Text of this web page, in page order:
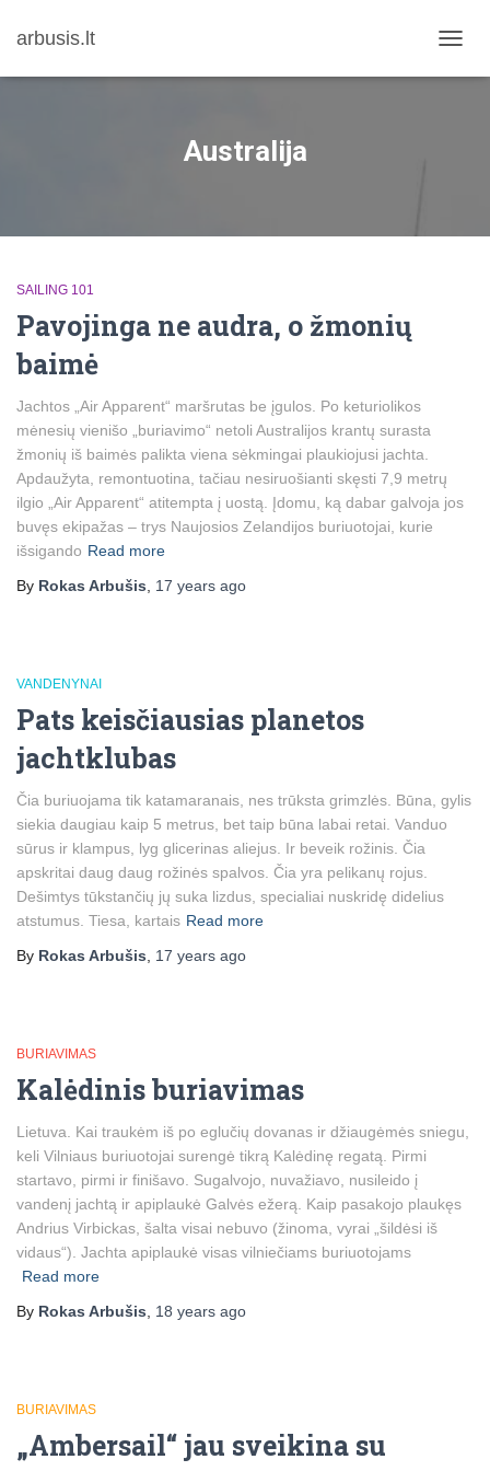
arbusis.lt
Australija
SAILING 101
Pavojinga ne audra, o žmonių
baimė
Jachtos „Air Apparent“ maršrutas be įgulos. Po keturiolikos
mėnesių vienišo „buriavimo“ netoli Australijos krantų surasta
žmonių iš baimės palikta viena sėkmingai plaukiojusi jachta.
Apdaužyta, remontuotina, tačiau nesiruošianti skęsti 7,9 metrų
ilgio „Air Apparent“ atitempta į uostą. Įdomu, ką dabar galvoja jos
buvęs ekipažas – trys Naujosios Zelandijos buriuotojai, kurie
išsigando Read more
By Rokas Arbušis 17 years ago
VANDENYNAI
Pats keisčiausias planetos
jachtklubas
Čia buriuojama tik katamaranais, nes trūksta grimzlės. Būna, gylis
siekia daugiau kaip 5 metrus, bet taip būna labai retai. Vanduo
sūrus ir klampus, lyg glicerinas aliejus. Ir beveik rožinis. Čia
apskritai daug daug rožinės spalvos. Čia yra pelikanų rojus.
Dešimtys tūkstančių jų suka lizdus, specialiai nuskridę didelius
atstumus. Tiesa, kartais Read more
By Rokas Arbušis 17 years ago
BURIAVIMAS
Kalėdinis buriavimas
Lietuva. Kai traukėm iš po eglučių dovanas ir džiaugėmės sniegu,
keli Vilniaus buriuotojai surengė tikrą Kalėdinę regatą. Pirmi
startavo, pirmi ir finišavo. Sugalvojo, nuvažiavo, nusileido į
vandenį jachtą ir apiplaukė Galvės ežerą. Kaip pasakojo plaukęs
Andrius Virbickas, šalta visai nebuvo (žinoma, vyrai „šildėsi iš
vidaus“). Jachta apiplaukė visas vilniečiams buriuotojams
Read more
By Rokas Arbušis 18 years ago
BURIAVIMAS
„Ambersail“ jau sveikina su